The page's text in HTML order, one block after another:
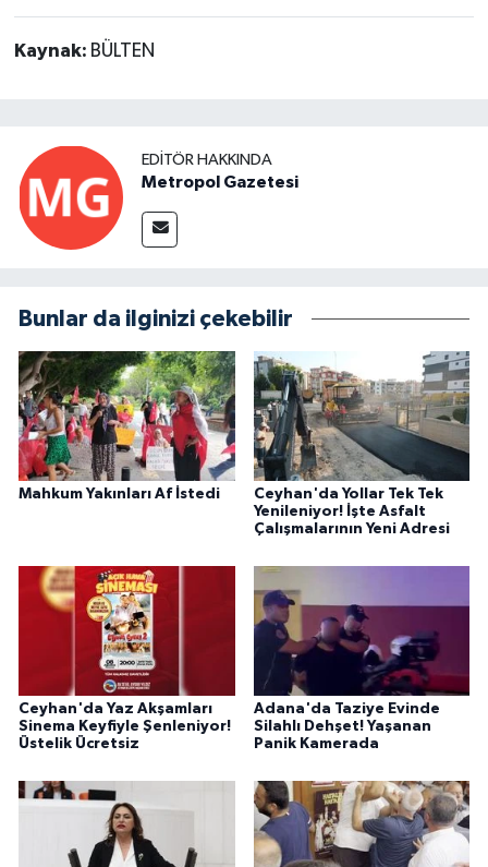
Kaynak: BÜLTEN
EDITÖR HAKKINDA
Metropol Gazetesi
Bunlar da ilginizi çekebilir
Mahkum Yakınları Af İstedi
Ceyhan'da Yollar Tek Tek
Yenileniyor! İşte Asfalt
Çalışmalarının Yeni Adresi
Ceyhan'da Yaz Akşamları
Sinema Keyfiyle Şenleniyor!
Üstelik Ücretsiz
Adana'da Taziye Evinde
Silahlı Dehşet! Yaşanan
Panik Kamerada